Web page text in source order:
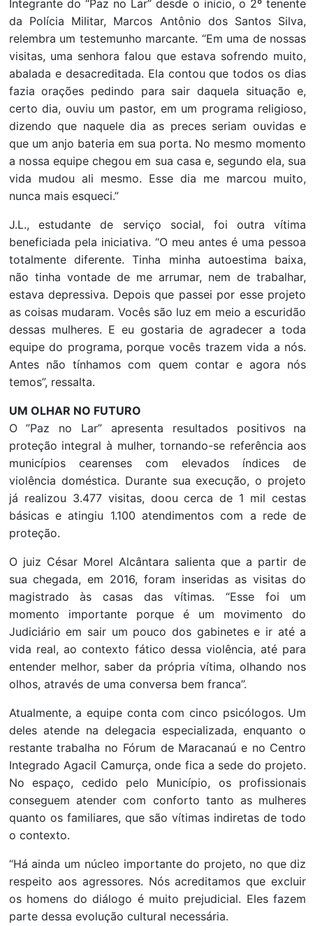
Integrante do “Paz no Lar” desde o início, o 2º tenente
da Polícia Militar, Marcos Antônio dos Santos Silva,
relembra um testemunho marcante. “Em uma de nossas
visitas, uma senhora falou que estava sofrendo muito,
abalada e desacreditada. Ela contou que todos os dias
fazia orações pedindo para sair daquela situação e,
certo dia, ouviu um pastor, em um programa religioso,
dizendo que naquele dia as preces seriam ouvidas e
que um anjo bateria em sua porta. No mesmo momento
a nossa equipe chegou em sua casa e, segundo ela, sua
vida mudou ali mesmo. Esse dia me marcou muito,
nunca mais esqueci.”
J.L., estudante de serviço social, foi outra vítima
beneficiada pela iniciativa. “O meu antes é uma pessoa
totalmente diferente. Tinha minha autoestima baixa,
não tinha vontade de me arrumar, nem de trabalhar,
estava depressiva. Depois que passei por esse projeto
as coisas mudaram. Vocês são luz em meio a escuridão
dessas mulheres. E eu gostaria de agradecer a toda
equipe do programa, porque vocês trazem vida a nós.
Antes não tínhamos com quem contar e agora nós
temos”, ressalta.
UM OLHAR NO FUTURO
O ”Paz no Lar” apresenta resultados positivos na
proteção integral à mulher, tornando-se referência aos
municípios cearenses com elevados índices de
violência doméstica. Durante sua execução, o projeto
já realizou 3.477 visitas, doou cerca de 1 mil cestas
básicas e atingiu 1.100 atendimentos com a rede de
proteção.
O juiz César Morel Alcântara salienta que a partir de
sua chegada, em 2016, foram inseridas as visitas do
magistrado às casas das vítimas. “Esse foi um
momento importante porque é um movimento do
Judiciário em sair um pouco dos gabinetes e ir até a
vida real, ao contexto fático dessa violência, até para
entender melhor, saber da própria vítima, olhando nos
olhos, através de uma conversa bem franca”.
Atualmente, a equipe conta com cinco psicólogos. Um
deles atende na delegacia especializada, enquanto o
restante trabalha no Fórum de Maracanaú e no Centro
Integrado Agacil Camurça, onde fica a sede do projeto.
No espaço, cedido pelo Município, os profissionais
conseguem atender com conforto tanto as mulheres
quanto os familiares, que são vítimas indiretas de todo
o contexto.
“Há ainda um núcleo importante do projeto, no que diz
respeito aos agressores. Nós acreditamos que excluir
os homens do diálogo é muito prejudicial. Eles fazem
parte dessa evolução cultural necessária.